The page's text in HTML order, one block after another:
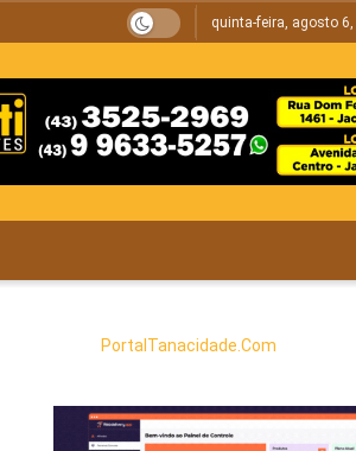
quinta-feira, agosto 6,
PortalTanacidade.Com